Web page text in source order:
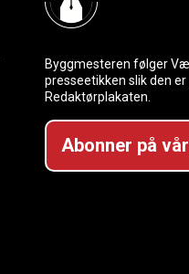
Byggmesteren følger
presseetikken slik den
Redaktørplakaten.
Abonner på